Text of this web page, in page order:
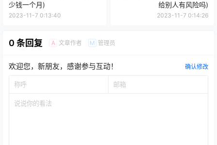
少钱一个月)
2023-11-7 0:13:40
给别人有风险吗)
2023-11-7 0:14:26
0 条回复 A 文章作者 M 管理员
欢迎您，新朋友，感谢参与互动！ 确认修改